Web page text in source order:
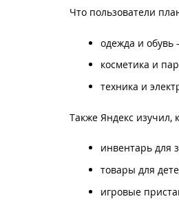
Что пользователи
одежда и обувь
косметика и
техника и
Также Яндекс изучил,
инвентарь для
товары для
игровые